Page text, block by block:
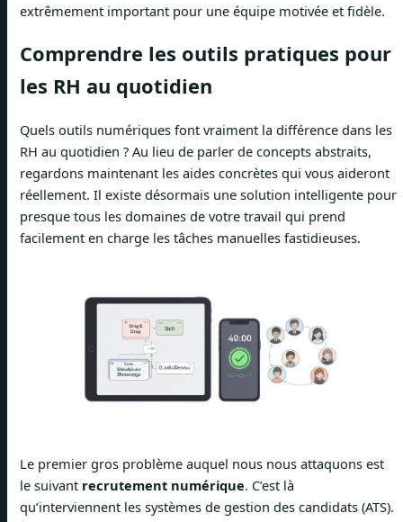
extrêmement important pour une équipe motivée et fidèle.
Comprendre les outils pratiques pour
les RH au quotidien
Quels outils numériques font vraiment la différence dans les
RH au quotidien ? Au lieu de parler de concepts abstraits,
regardons maintenant les aides concrètes qui vous aideront
réellement. Il existe désormais une solution intelligente pour
presque tous les domaines de votre travail qui prend
facilement en charge les tâches manuelles fastidieuses.
Le premier gros problème auquel nous nous attaquons est
le suivant recrutement numérique. C’est là
qu’interviennent les systèmes de gestion des candidats (ATS).